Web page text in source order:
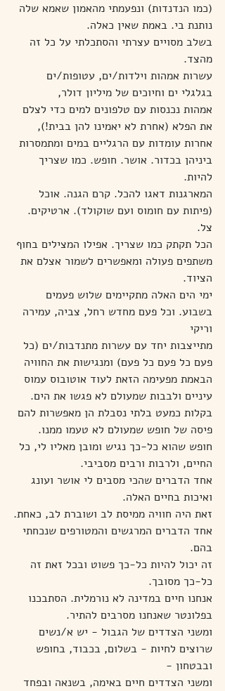
(כמו הנדנדות) ונפעמתי מהאמון שאמא שלה
נותנת בי. באמת שאין כאלה.
בשלב מסויים עצרתי והסתכלתי על כל זה
מהצד.
עשרות אמהות וילדות/ים, עטופות/ים
בגלגלי ים וחיוכים של מיליון דולר,
אמהות נכנסות עם טלפונים למים כדי לצלם
את הפלא (אחרת לא יאמינו להן בבית!),
אחרות עומדות עם הרגליים במים ומתמסרות
ביניהן בכדור. אושר. חופש. כמו שצריך
להיות.
המארגנות דאגו להכל. קרם הגנה. אוכל
(פיתות עם חומוס ועם שוקולד). ארטיקים.
צל.
הכל תקתק כמו שצריך. אפילו המצילים בחוף
משתפים פעולה ומאפשרים לשמור אצלם את
הציוד.
ימי הים האלה מתקיימים שלוש פעמים
בשבוע. וכל פעם מחדש רחל, צביה, עמירה
וריקי
מתייצבות יחד עם עשרות מתנדבות/ים (כל
פעם כל פעם כל פעם) ומנגישות את החוויה
הבאמת מפעימה הזאת לעוד אוטובוס עמוס
עיניים ולבבות שמעולם לא פגשו את הים.
בקלות כמעט בלתי נסבלת הן מאפשרות להם
פיסה של חופש שמעולם לא טעמו ממנו.
חופש שהוא כל-כך נגיש ומובן מאליו לי, כל
החיים, ולרבות ורבים מסביבי.
אחד הדברים שהכי מסבים לי אושר ועונג
ואיכות בחיים האלה.
זאת היה חוויה ממיסת לב ושוברת לב, כאחת.
אחד הדברים המרגשים והמטורפים שנכחתי
בהם.
זה יכול להיות כל-כך פשוט ובכל זאת זה
כל-כך מסובך.
אנחנו חיים במדינה לא נורמלית. הסתבכנו
בפלונטר שאנחנו מסרבים להתיר.
ומשני הצדדים של הגבול - יש א/נשים
שרוצים לחיות - בשלום, בכבוד, בחופש
ובבטחון -
ומשני הצדדים חיים באימה, בשנאה ובפחד